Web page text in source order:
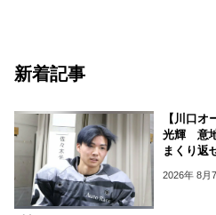
新着記事
【川口
光輝 意
まくり返
2026年 8月